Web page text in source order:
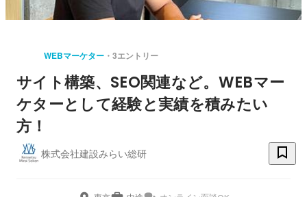
WEBマーケター 3エントリー
サイト構築、SEO関連など。WEBマー
ケターとして経験と実績を積みたい
方！
株式会社建設みらい総研